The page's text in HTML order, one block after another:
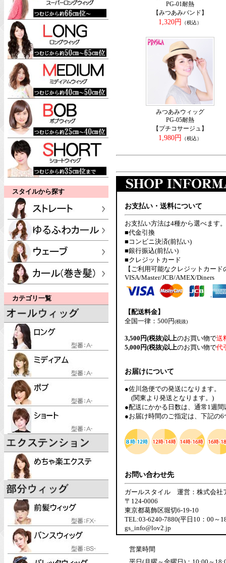
スタイルから探す
カテゴリ一覧
PG-01耐熱
【みつあみバンド】
1,320円
（税込）
みつあみウィッグ
PG-05耐熱
【プチコサージュ】
1,980円
（税込）
お支払い・送料について
お支払い方法は4種から選べます。
■代金引換
■コンビニ決済(前払い)
■銀行振込(前払い)
■クレジットカード
【ご利用可能なクレジットカード
VISA/Master/JCB/AMEX/Diners
【配送料金】
全国一律：500円(税抜)
3,500円(税抜)以上のお買い物で送
5,000円(税抜)以上のお買い物で代
お届けについて
●佐川急便での発送になります。
(関東より発送となります。)
●配送にかかる日数は、通常1週
●お届け時間のご指定は、下記の
お問い合わせ先
ガールスタイル 運営：株式会社
〒124-0006
東京都葛飾区堀切6-19-10
TEL:03-6240-7880(平日10：00～
gs_info@lov2.jp
営業時間